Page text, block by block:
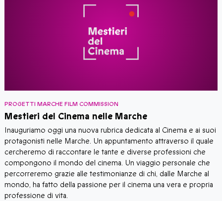
PROGETTI MARCHE FILM COMMISSION
Mestieri del Cinema nelle Marche
Inauguriamo oggi una nuova rubrica dedicata al Cinema e ai suoi
protagonisti nelle Marche. Un appuntamento attraverso il quale
cercheremo di raccontare le tante e diverse professioni che
compongono il mondo del cinema. Un viaggio personale che
percorreremo grazie alle testimonianze di chi, dalle Marche al
mondo, ha fatto della passione per il cinema una vera e propria
professione di vita.